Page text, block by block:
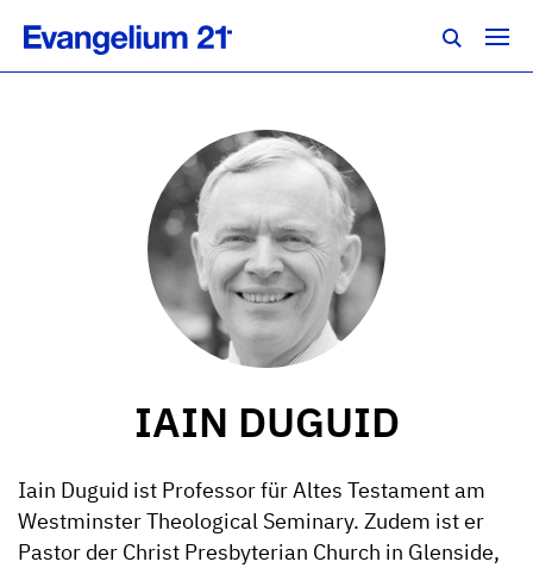
IAIN DUGUID
Iain Duguid ist Professor für Altes Testament am
Westminster Theological Seminary. Zudem ist er
Pastor der Christ Presbyterian Church in Glenside,